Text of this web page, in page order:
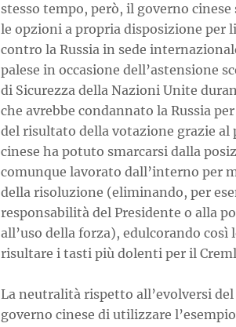
stesso tempo, però, il governo
le opzioni a propria disposizione
contro la Russia in sede
palese in occasione dell’astensione
di Sicurezza della Nazioni Unite
che avrebbe condannato la Russia
del risultato della votazione grazie al
cinese ha potuto smarcarsi dalla
comunque lavorato dall’interno per
della risoluzione (eliminando, per
responsabilità del Presidente o alla
all’uso della forza), edulcorando
risultare i tasti più dolenti per il
La neutralità rispetto all’evolversi
governo cinese di utilizzare